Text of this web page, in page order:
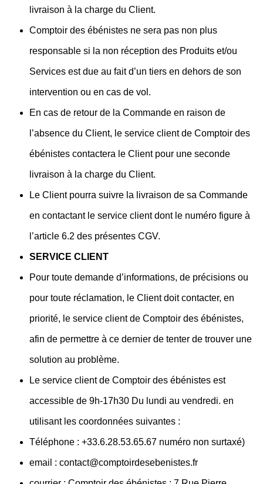
livraison à la charge du Client.
Comptoir des ébénistes ne sera pas non plus
responsable si la non réception des Produits et/ou
Services est due au fait d’un tiers en dehors de son
intervention ou en cas de vol.
En cas de retour de la Commande en raison de
l’absence du Client, le service client de Comptoir des
ébénistes contactera le Client pour une seconde
livraison à la charge du Client.
Le Client pourra suivre la livraison de sa Commande
en contactant le service client dont le numéro figure à
l’article 6.2 des présentes CGV.
SERVICE CLIENT
Pour toute demande d’informations, de précisions ou
pour toute réclamation, le Client doit contacter, en
priorité, le service client de Comptoir des ébénistes,
afin de permettre à ce dernier de tenter de trouver une
solution au problème.
Le service client de Comptoir des ébénistes est
accessible de 9h-17h30 Du lundi au vendredi. en
utilisant les coordonnées suivantes :
Téléphone : +33.6.28.53.65.67 numéro non surtaxé)
email : contact@comptoirdesebenistes.fr